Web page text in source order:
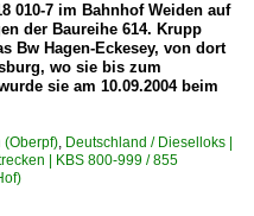
010-7 im Bahnhof Weiden auf
der Baureihe 614. Krupp
Bw Hagen-Eckesey, von dort
wo sie bis zum
sie am 10.09.2004 beim
(Oberpf), Deutschland / Dieselloks |
| KBS 800-999 / 855